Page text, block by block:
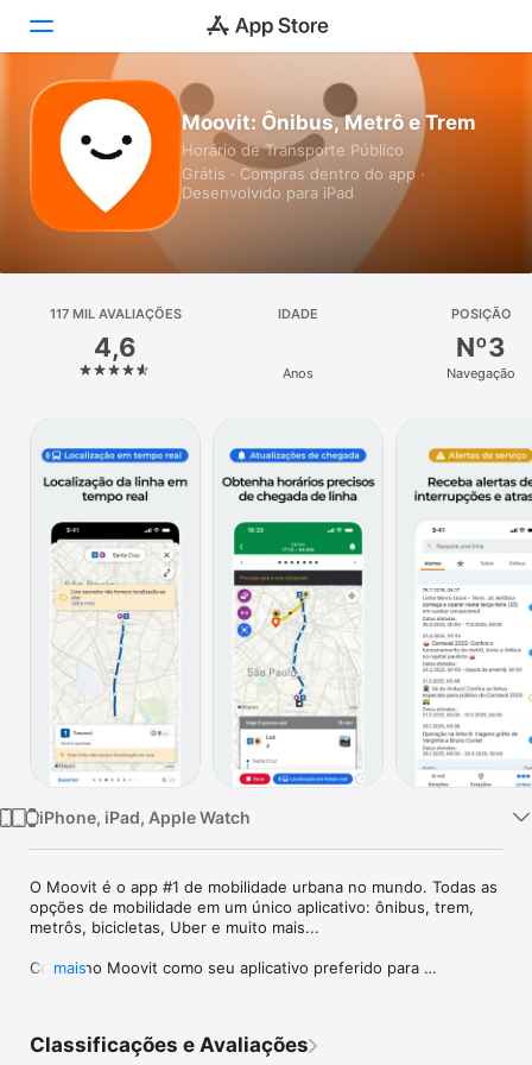
Hoje
Jogos
Apps
Arcade
Buscar
Plataforma
Mac
TV
Moovit: Ônibus, Metrô e Trem
Horário de Transporte Público
Grátis · Compras dentro do app ·
Desenvolvido para iPad
117 MIL AVALIAÇÕES
4,6
IDADE
Anos
POSIÇÃO
Nº3
Navegação
iPhone, iPad, Apple Watch
O Moovit é o app #1 de mobilidade urbana no mundo. Todas as
opções de mobilidade em um único aplicativo: ônibus, trem,
metrôs, bicicletas, Uber e muito mais...
Confie no Moovit como seu aplicativo preferido para
transporte público. O Moovit guia você do ponto A ao ponto B
mais
Classificações e Avaliações